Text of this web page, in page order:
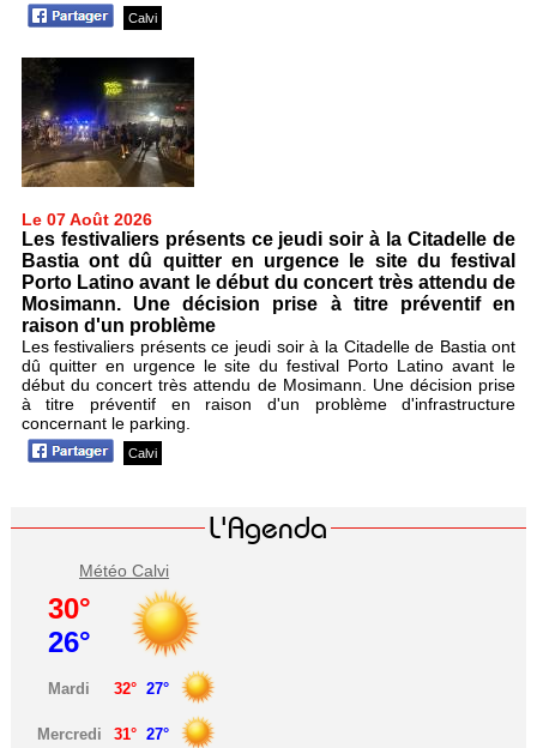
Calvi
Le 07 Août 2026
Les festivaliers présents ce jeudi soir à la Citadelle de
Bastia ont dû quitter en urgence le site du festival
Porto Latino avant le début du concert très attendu de
Mosimann. Une décision prise à titre préventif en
raison d'un problème
Les festivaliers présents ce jeudi soir à la Citadelle de Bastia ont
dû quitter en urgence le site du festival Porto Latino avant le
début du concert très attendu de Mosimann. Une décision prise
à titre préventif en raison d'un problème d'infrastructure
concernant le parking.
Calvi
L'Agenda
Météo Calvi